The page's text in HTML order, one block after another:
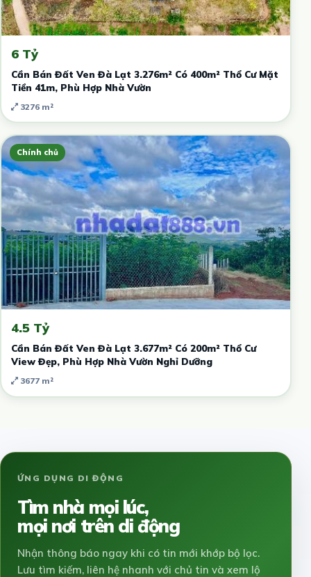
6 Tỷ
Cần Bán Đất Ven Đà Lạt 3.276m² Có 400m² Thổ Cư Mặt
Tiền 41m, Phù Hợp Nhà Vườn
3276 m²
Chính chủ
4.5 Tỷ
Cần Bán Đất Ven Đà Lạt 3.677m² Có 200m² Thổ Cư
View Đẹp, Phù Hợp Nhà Vườn Nghỉ Dưỡng
3677 m²
ỨNG DỤNG DI ĐỘNG
Tìm nhà mọi lúc,
mọi nơi trên di động
Nhận thông báo ngay khi có tin mới khớp bộ lọc.
Lưu tìm kiếm, liên hệ nhanh với chủ tin và xem lộ